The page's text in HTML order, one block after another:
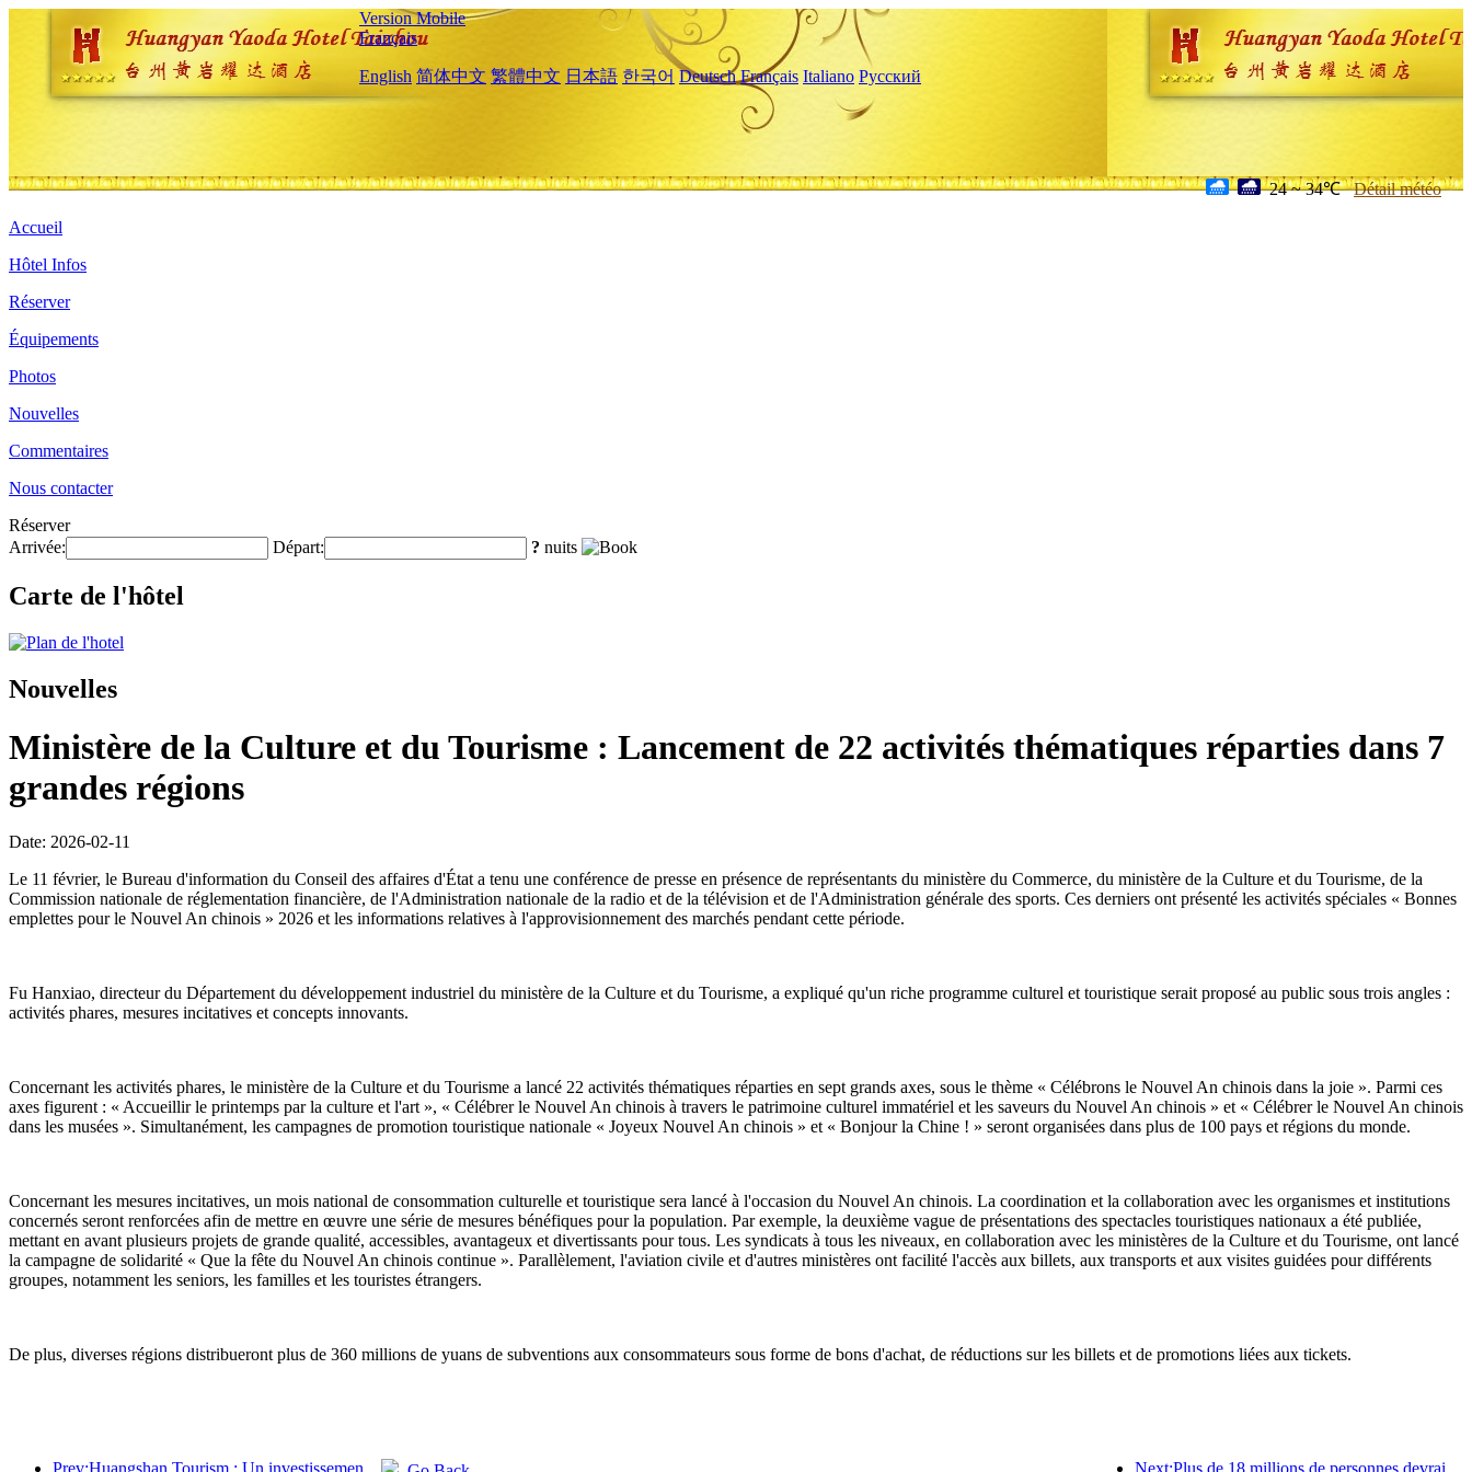
Version Mobile
Français
English 简体中文 繁體中文 日本語 한국어 Deutsch Français Italiano Русский
24 ~ 34℃ Détail météo
Accueil
Hôtel Infos
Réserver
Équipements
Photos
Nouvelles
Commentaires
Nous contacter
Réserver
Arrivée:
Départ: ? nuits
Carte de l'hôtel
Nouvelles
Ministère de la Culture et du Tourisme : Lancement de 22 activités thématiques réparties dans 7
grandes régions
Date: 2026-02-11
Le 11 février, le Bureau d'information du Conseil des affaires d'État a tenu une conférence de presse en présence de représentants du ministère du Commerce, du ministère de la Culture et du Tourisme, de la
Commission nationale de réglementation financière, de l'Administration nationale de la radio et de la télévision et de l'Administration générale des sports. Ces derniers ont présenté les activités spéciales « Bonnes
emplettes pour le Nouvel An chinois » 2026 et les informations relatives à l'approvisionnement des marchés pendant cette période.
Fu Hanxiao, directeur du Département du développement industriel du ministère de la Culture et du Tourisme, a expliqué qu'un riche programme culturel et touristique serait proposé au public sous trois angles :
activités phares, mesures incitatives et concepts innovants.
Concernant les activités phares, le ministère de la Culture et du Tourisme a lancé 22 activités thématiques réparties en sept grands axes, sous le thème « Célébrons le Nouvel An chinois dans la joie ». Parmi ces
axes figurent : « Accueillir le printemps par la culture et l'art », « Célébrer le Nouvel An chinois à travers le patrimoine culturel immatériel et les saveurs du Nouvel An chinois » et « Célébrer le Nouvel An chinois
dans les musées ». Simultanément, les campagnes de promotion touristique nationale « Joyeux Nouvel An chinois » et « Bonjour la Chine ! » seront organisées dans plus de 100 pays et régions du monde.
Concernant les mesures incitatives, un mois national de consommation culturelle et touristique sera lancé à l'occasion du Nouvel An chinois. La coordination et la collaboration avec les organismes et institutions
concernés seront renforcées afin de mettre en œuvre une série de mesures bénéfiques pour la population. Par exemple, la deuxième vague de présentations des spectacles touristiques nationaux a été publiée,
mettant en avant plusieurs projets de grande qualité, accessibles, avantageux et divertissants pour tous. Les syndicats à tous les niveaux, en collaboration avec les ministères de la Culture et du Tourisme, ont lancé
la campagne de solidarité « Que la fête du Nouvel An chinois continue ». Parallèlement, l'aviation civile et d'autres ministères ont facilité l'accès aux billets, aux transports et aux visites guidées pour différents
groupes, notamment les seniors, les familles et les touristes étrangers.
De plus, diverses régions distribueront plus de 360 millions de yuans de subventions aux consommateurs sous forme de bons d'achat, de réductions sur les billets et de promotions liées aux tickets.